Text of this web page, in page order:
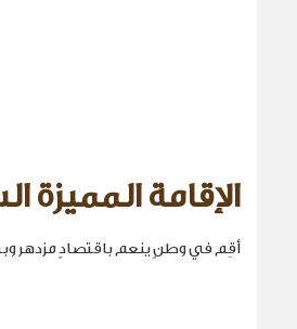
الإقامة المميزة
أقِم في وطنٍ ينعم باقتصادٍ مزدهر